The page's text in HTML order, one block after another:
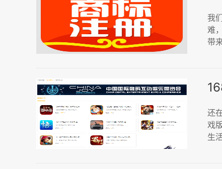
我
难
带
还
戏
生